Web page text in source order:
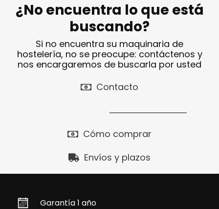
¿No encuentra lo que está
buscando?
Si no encuentra su maquinaria de
hostelería, no se preocupe: contáctenos y
nos encargaremos de buscarla por usted
Contacto
Cómo comprar
Envíos y plazos
Garantía 1 año